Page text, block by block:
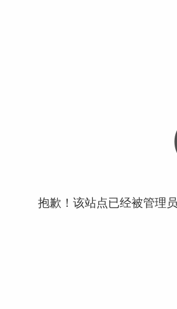
抱歉！该站点已经被管理